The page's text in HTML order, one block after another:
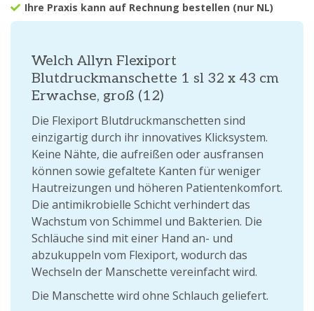
Ihre Praxis kann auf Rechnung bestellen (nur NL)
Welch Allyn Flexiport
Blutdruckmanschette 1 sl 32 x 43 cm
Erwachse, groß (12)
Die Flexiport Blutdruckmanschetten sind
einzigartig durch ihr innovatives Klicksystem.
Keine Nähte, die aufreißen oder ausfransen
können sowie gefaltete Kanten für weniger
Hautreizungen und höheren Patientenkomfort.
Die antimikrobielle Schicht verhindert das
Wachstum von Schimmel und Bakterien. Die
Schläuche sind mit einer Hand an- und
abzukuppeln vom Flexiport, wodurch das
Wechseln der Manschette vereinfacht wird.
Die Manschette wird ohne Schlauch geliefert.